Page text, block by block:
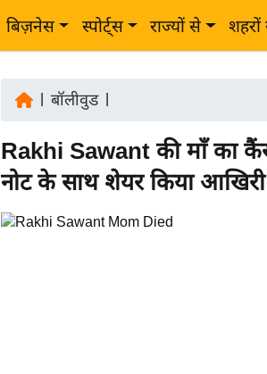
बिज़नेस स्पोर्ट्स राज्यों से शहरों
बॉलीवुड|
Rakhi Sawant की माँ का
नोट के साथ शेयर किया आखिरी